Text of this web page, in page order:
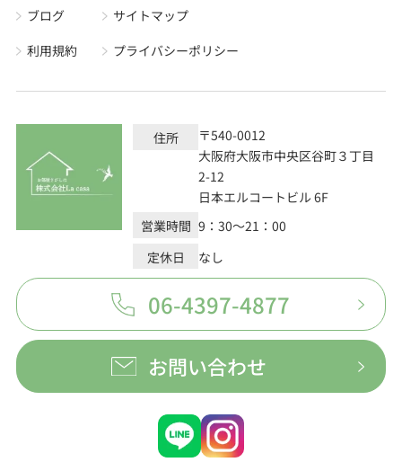
ブログ
利用規約
サイトマップ
プライバシーポリシー
住所
〒540-0012
大阪府大阪市中央区谷町３丁目
2-12
日本エルコートビル 6F
営業時間 9：30～21：00
定休日
なし
06-4397-4877
お問い合わせ